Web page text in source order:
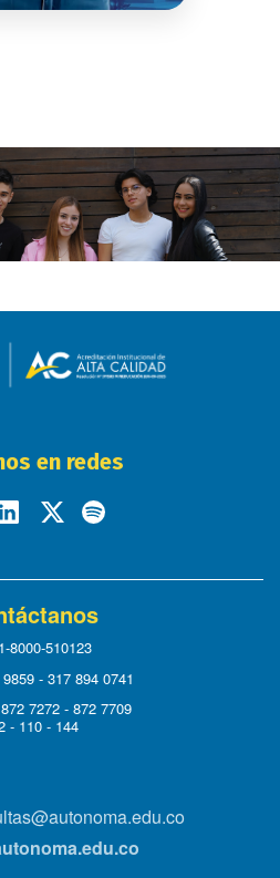
en redes
8000-510123
- 317 894 0741
7272 - 872 7709
- 110 - 144